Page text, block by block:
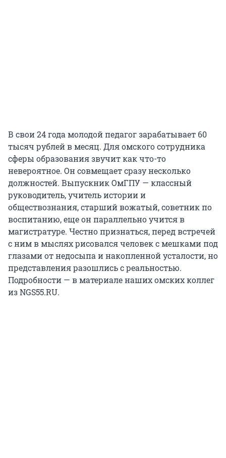
В свои 24 года молодой педагог зарабатывает 60
тысяч рублей в месяц. Для омского сотрудника
сферы образования звучит как что-то
невероятное. Он совмещает сразу несколько
должностей. Выпускник ОмГПУ — классный
руководитель, учитель истории и
обществознания, старший вожатый, советник по
воспитанию, еще он параллельно учится в
магистратуре. Честно признаться, перед встречей
с ним в мыслях рисовался человек с мешками под
глазами от недосыпа и накопленной усталости, но
представления разошлись с реальностью.
Подробности — в материале наших омских коллег
из NGS55.RU.